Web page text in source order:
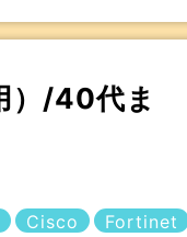
）/40代ま
Cisco
Fortinet